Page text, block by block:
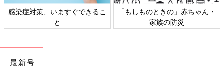
だから、僕が息子の発達障害について発信することが、少しでも
だれかの支えになれたらいいなと思うんです。
っただけでも、握手ができただけでもうれしかったです。
感染症対策、いますぐできるこ
と
「もしものときの」赤ちゃん・
家族の防災
最新号